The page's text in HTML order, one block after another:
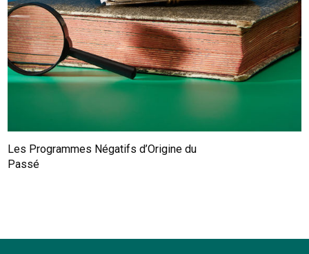
Les Programmes Négatifs d’Origine du
Passé